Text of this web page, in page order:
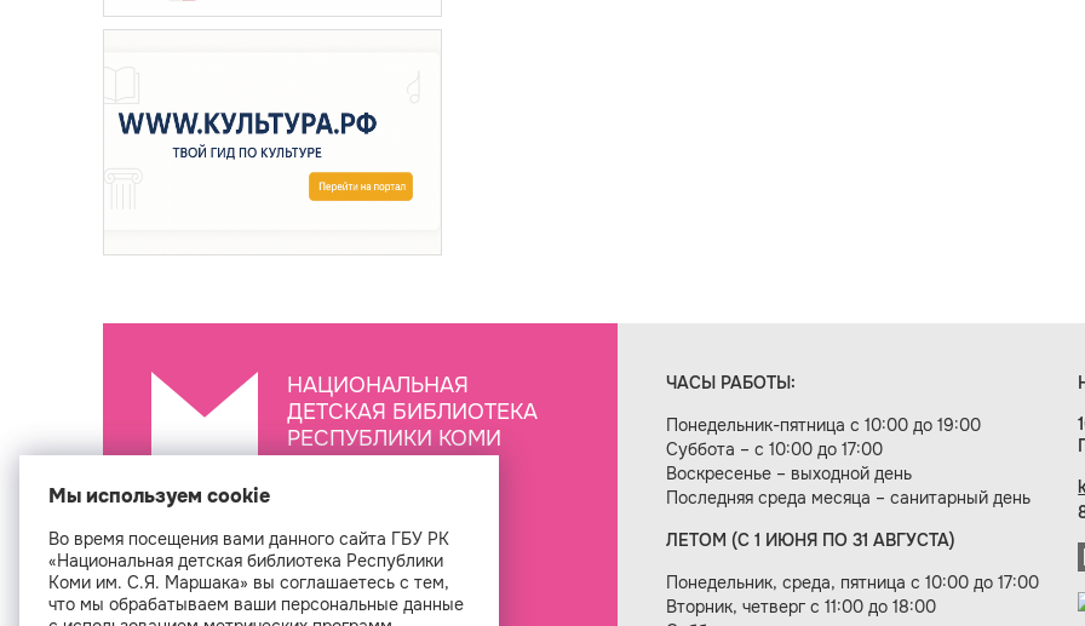
НАЦИОНАЛЬНАЯ
ДЕТСКАЯ БИБЛИОТЕКА
РЕСПУБЛИКИ КОМИ
ЧАСЫ РАБОТЫ:
Понедельник-пятница с 10:00 до 19:00
Суббота – с 10:00 до 17:00
Воскресенье – выходной день
Последняя среда месяца – санитарный день
ЛЕТОМ (С 1 ИЮНЯ ПО 31 АВГУСТА)
Понедельник, среда, пятница с 10:00 до 17:00
Вторник, четверг с 11:00 до 18:00
Создание сайта — веб-студия «Цифровой век»
Мы используем cookie
Во время посещения вами данного сайта ГБУ РК
«Национальная детская библиотека Республики
Коми им. С.Я. Маршака» вы соглашаетесь с тем,
что мы обрабатываем ваши персональные данные